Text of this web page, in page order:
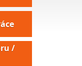
/